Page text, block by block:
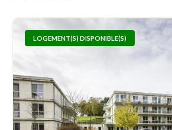
LOGEMENT(S) DISPONIBLE(S)